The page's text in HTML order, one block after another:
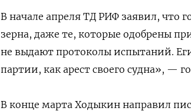
В начале апреля ТД РИФ заявил, что
зерна, даже те, которые одобрены
не выдают протоколы испытаний.
партии, как арест своего судна», —
В конце марта Ходыкин направил